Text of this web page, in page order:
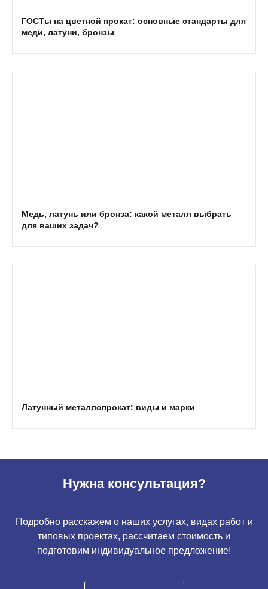
ГОСТы на цветной прокат: основные стандарты для
меди, латуни, бронзы
Медь, латунь или бронза: какой металл выбрать
для ваших задач?
Латунный металлопрокат: виды и марки
Нужна консультация?
Подробно расскажем о наших услугах, видах работ и
типовых проектах, рассчитаем стоимость и
подготовим индивидуальное предложение!